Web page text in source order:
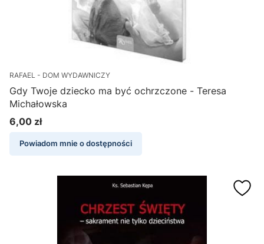
RAFAEL - DOM WYDAWNICZY
Gdy Twoje dziecko ma być ochrzczone - Teresa
Michałowska
Cena
6,00 zł
Powiadom mnie o dostępności